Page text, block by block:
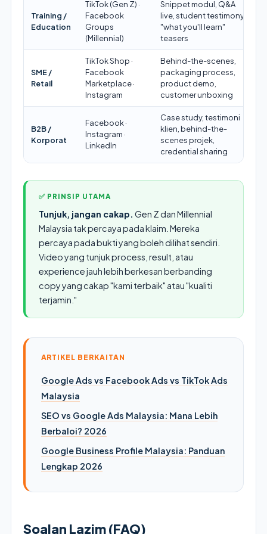
Training /
Education
TikTok (Gen Z) ·
Facebook
Groups
(Millennial)
Snippet modul, Q&A
live, student testimony,
"what you'll learn"
teasers
SME /
Retail
TikTok Shop ·
Facebook
Marketplace ·
Instagram
Behind-the-scenes,
packaging process,
product demo,
customer unboxing
B2B /
Korporat
Facebook ·
Instagram ·
LinkedIn
Case study, testimoni
klien, behind-the-
scenes projek,
credential sharing
✅ PRINSIP UTAMA
Tunjuk, jangan cakap. Gen Z dan Millennial
Malaysia tak percaya pada klaim. Mereka
percaya pada bukti yang boleh dilihat sendiri.
Video yang tunjuk process, result, atau
experience jauh lebih berkesan berbanding
copy yang cakap "kami terbaik" atau "kualiti
terjamin."
ARTIKEL BERKAITAN
Google Ads vs Facebook Ads vs TikTok Ads
Malaysia
SEO vs Google Ads Malaysia: Mana Lebih
Berbaloi? 2026
Google Business Profile Malaysia: Panduan
Lengkap 2026
Soalan Lazim (FAQ)